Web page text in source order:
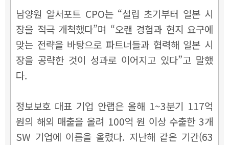
남양원 알서포트 CPO는 “설립 초기부터 일본 시
장을 적극 개척했다”며 “오랜 경험과 현지 요구에
맞는 전략을 바탕으로 파트너들과 협력해 일본 시
장을 공략한 것이 성과로 이어지고 있다”고 말했
다.
정보보호 대표 기업 안랩은 올해 1~3분기 117억
원의 해외 매출을 올려 100억 원 이상 수출한 3개
SW 기업에 이름을 올렸다. 지난해 같은 기간(63